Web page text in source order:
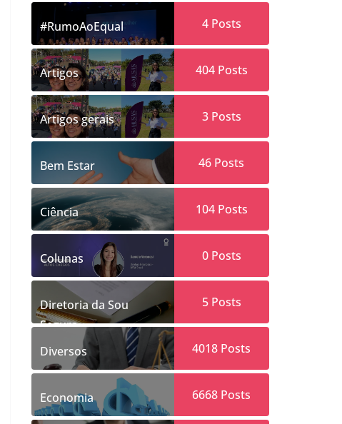
#RumoAoEqual 4Posts
Artigos 404Posts
Artigos gerais 3Posts
Bem Estar 46 Posts
Ciência 104Posts
Colunas 0Posts
Diretoria da Sou
Segura
5Posts
Diversos 4018 Posts
Economia 6668 Posts